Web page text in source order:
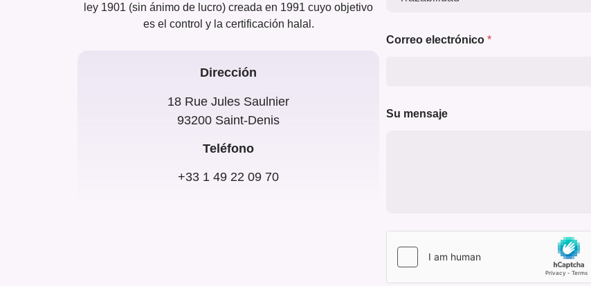
ley 1901 (sin ánimo de lucro) creada en 1991 cuyo objetivo
es el control y la certificación halal.
Dirección
18 Rue Jules Saulnier
93200 Saint-Denis
Teléfono
+33 1 49 22 09 70
C
o
S
Correo electrónico *
Su mensaje